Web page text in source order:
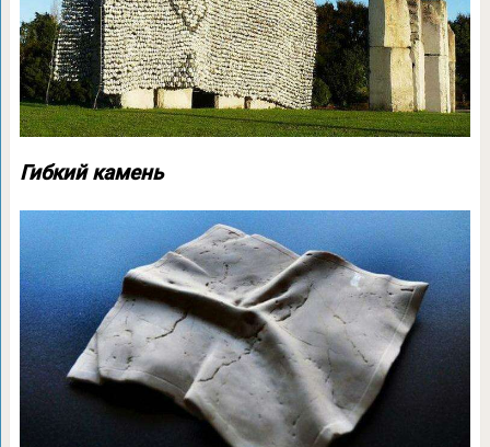
Гибкий камень